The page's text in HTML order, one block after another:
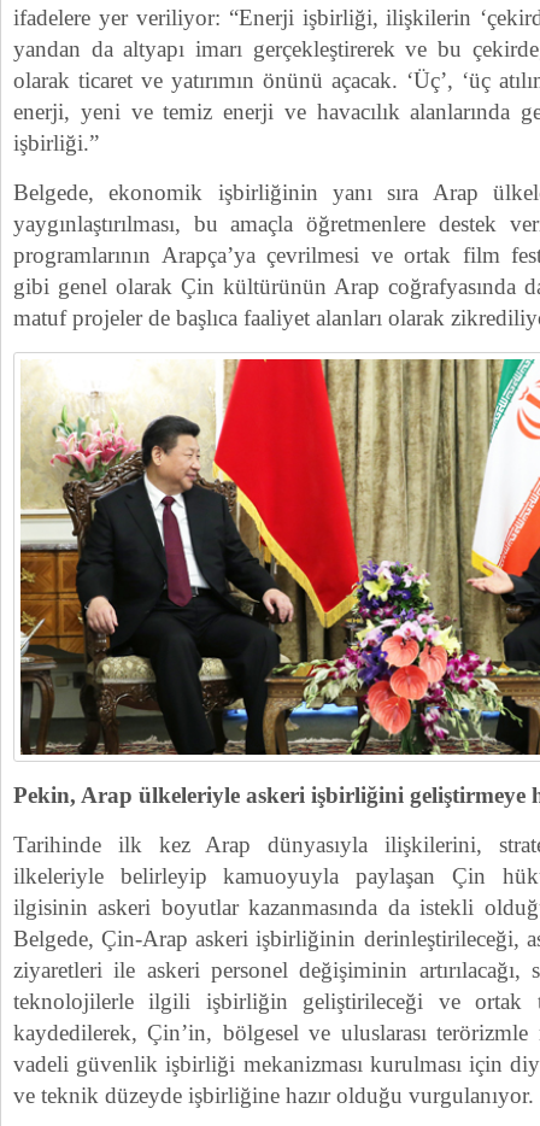
ifadelere yer veriliyor: “Enerji işbirliği, ilişkilerin
yandan da altyapı imarı gerçekleştirerek ve bu
olarak ticaret ve yatırımın önünü açacak. ‘Üç’, ‘üç
enerji, yeni ve temiz enerji ve havacılık alanlarında
işbirliği.”
Belgede, ekonomik işbirliğinin yanı sıra Arap
yaygınlaştırılması, bu amaçla öğretmenlere destek
programlarının Arapça’ya çevrilmesi ve ortak film
gibi genel olarak Çin kültürünün Arap coğrafyasında
matuf projeler de başlıca faaliyet alanları olarak
Pekin, Arap ülkeleriyle askeri işbirliğini geliştirmeye
Tarihinde ilk kez Arap dünyasıyla ilişkilerini,
ilkeleriyle belirleyip kamuoyuyla paylaşan Çin
ilgisinin askeri boyutlar kazanmasında da istekli
Belgede, Çin-Arap askeri işbirliğinin derinleştirileceği,
ziyaretleri ile askeri personel değişiminin
teknolojilerle ilgili işbirliğin geliştirileceği ve ortak
kaydedilerek, Çin’in, bölgesel ve uluslarası terörizmle
vadeli güvenlik işbirliği mekanizması kurulması için
ve teknik düzeyde işbirliğine hazır olduğu vurgulanıyor.